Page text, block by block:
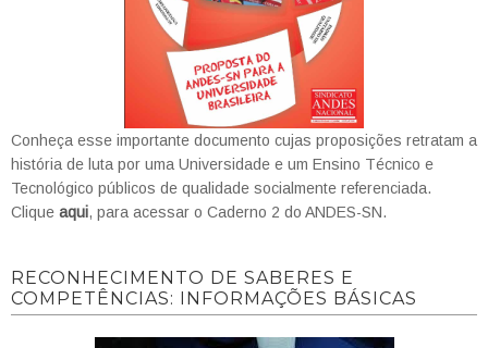
Conheça esse importante documento cujas proposições retratam a
história de luta por uma Universidade e um Ensino Técnico e
Tecnológico públicos de qualidade socialmente referenciada.
Clique aqui, para acessar o Caderno 2 do ANDES-SN.
RECONHECIMENTO DE SABERES E
COMPETÊNCIAS: INFORMAÇÕES BÁSICAS